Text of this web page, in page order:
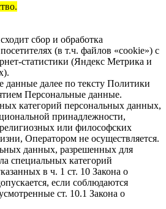
сбор и обработка
(в т.ч. файлов «cookie») с
статистики (Яндекс Метрика и
далее по тексту Политики
Персональные данные.
категорий персональных данных,
принадлежности,
или философских
Оператором не осуществляется.
данных, разрешенных для
специальных категорий
в ч. 1 ст. 10 Закона о
если соблюдаются
ст. 10.1 Закона о